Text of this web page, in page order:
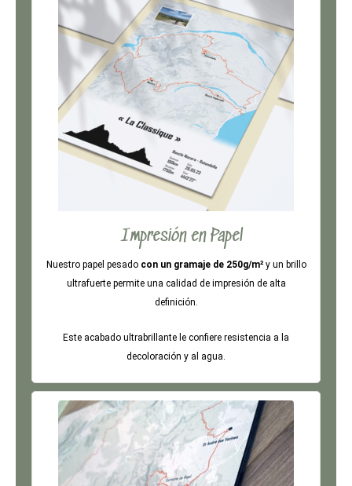
Impresión en Papel
Nuestro papel pesado con un gramaje de 250g/m²y un brillo
ultrafuerte permite una calidad de impresión de alta
definición.
Este acabado ultrabrillante le confiere resistencia a la
decoloración y al agua.